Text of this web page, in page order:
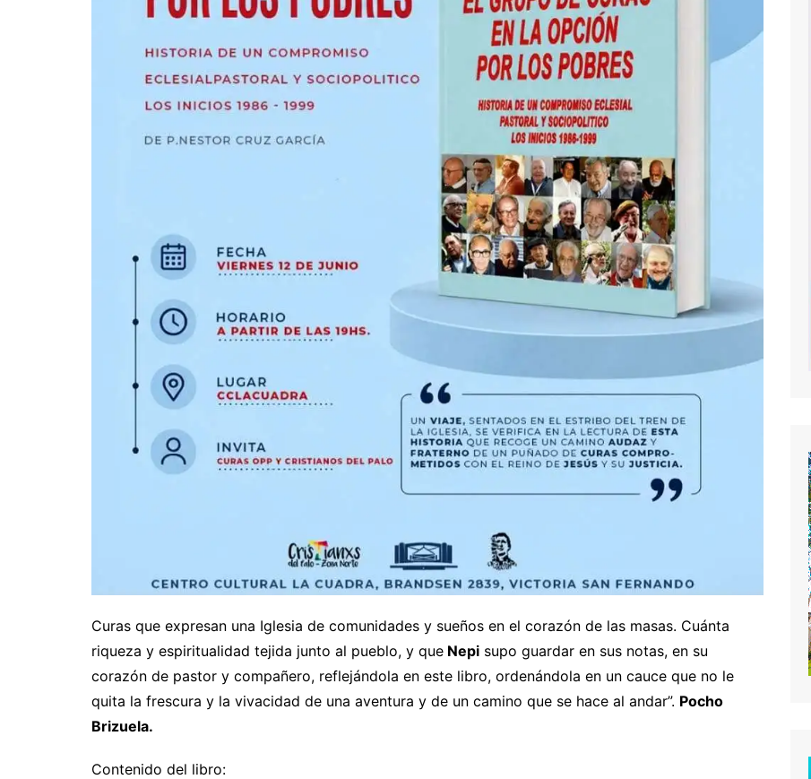
Curas que expresan una Iglesia de comunidades y sueños en el corazón de las masas. Cuánta
riqueza y espiritualidad tejida junto al pueblo, y que Nepi supo guardar en sus notas, en su
corazón de pastor y compañero, reflejándola en este libro, ordenándola en un cauce que no le
quita la frescura y la vivacidad de una aventura y de un camino que se hace al andar”. Pocho
Brizuela.
Contenido del libro: